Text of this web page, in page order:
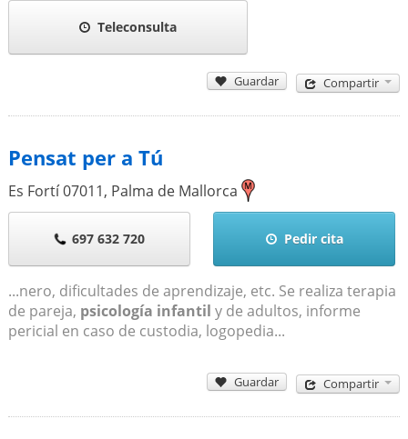
Teleconsulta
Guardar Compartir
Pensat per a Tú
Es Fortí07011, Palma de Mallorca
697 632 720 Pedir cita
...nero, dificultades de aprendizaje, etc. Se realiza terapia
de pareja, psicología infantil y de adultos, informe
pericial en caso de custodia, logopedia...
Guardar Compartir